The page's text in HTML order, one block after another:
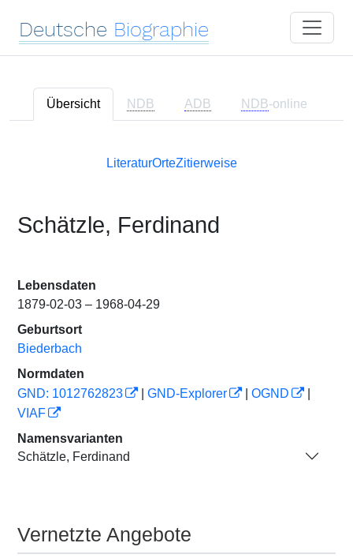
Deutsche Biographie
Übersicht NDB ADB NDB-online
LiteraturOrteZitierweise
Schätzle, Ferdinand
Lebensdaten
1879-02-03 – 1968-04-29
Geburtsort
Biederbach
Normdaten
GND: 1012762823
GND-Explorer OGND
VIAF
Namensvarianten
Schätzle, Ferdinand
Vernetzte Angebote